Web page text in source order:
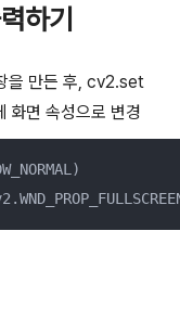
하기
을 만든 후, cv2.set
면 속성으로 변경